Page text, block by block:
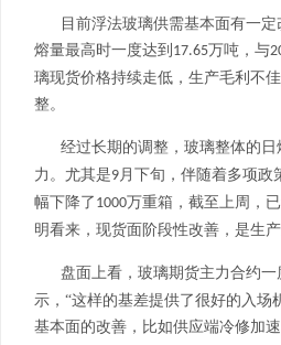
目前浮法玻璃供需基本面有一
熔量最高时一度达到 17.65万吨，与
璃现货价格持续走低，生产毛利不
整。
经过长期的调整，玻璃整体的日
力。尤其是9月下旬，伴随着多项政
幅下降了 1000万重箱，截至上周，
明看来，现货面阶段性改善，是生
盘面上看，玻璃期货主力合约
示，“这样的基差提供了很好的入
基本面的改善，比如供应端冷修加